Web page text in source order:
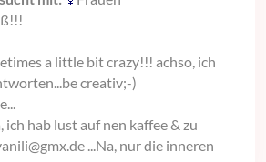
a little bit crazy!!! achso, ich
creativ;-)
ich hab lust auf nen kaffee & zu
...Na, nur die inneren